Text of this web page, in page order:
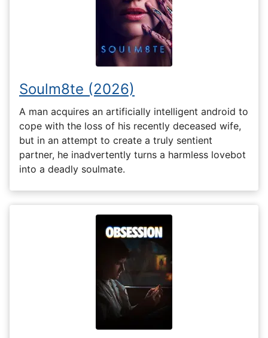
Soulm8te (2026)
A man acquires an artificially intelligent android to
cope with the loss of his recently deceased wife,
but in an attempt to create a truly sentient
partner, he inadvertently turns a harmless lovebot
into a deadly soulmate.